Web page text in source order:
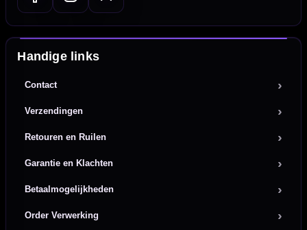
Handige links
Contact
Verzendingen
Retouren en Ruilen
Garantie en Klachten
Betaalmogelijkheden
Order Verwerking